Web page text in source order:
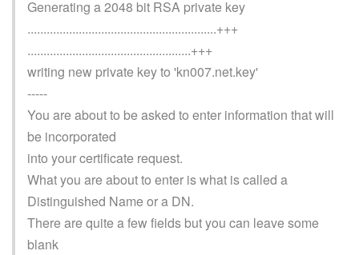
Generating a 2048 bit RSA private key
...........................................................+++
...................................................+++
writing new private key to 'kn007.net.key'
-----
You are about to be asked to enter information that will
be incorporated
into your certificate request.
What you are about to enter is what is called a
Distinguished Name or a DN.
There are quite a few fields but you can leave some
blank